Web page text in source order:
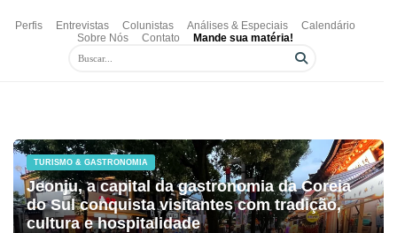
Perfis Entrevistas Colunistas Análises & Especiais
Calendário
Sobre Nós
Contato Mande sua matéria!
TURISMO & GASTRONOMIA
Jeonju, a capital da gastronomia da Coreia
do Sul conquista visitantes com tradição,
cultura e hospitalidade